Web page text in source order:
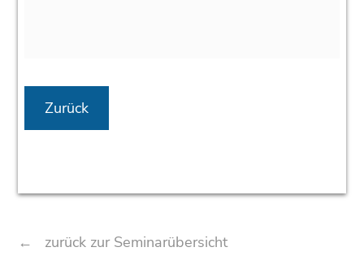
Zurück
zurück zur Seminarübersicht